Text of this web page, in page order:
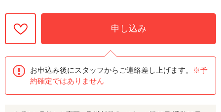
申し込み
お申込み後にスタッフからご連絡差し上げます。
※予
約確定ではありません